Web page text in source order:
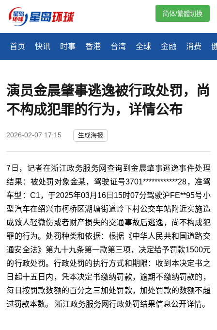
首页 快讯 时事 香港 台湾 全球 金融 消费
简体/繁體切換
演员金晨肇事逃逸被行政处罚，尚
不构成犯罪的行为，详情公布
2026-02-07 17:15 生成海报
7日，记者在浙江政务服务网查询到金晨肇事逃逸事件处理
结果：被处罚对象金某，驾驶证号3701************28，准驾
车型：C1，于2025年03月16日15时07分驾驶沪FE**95号小
型汽车在绍兴市柯桥区湖塘街道岭下村公交车站附近实施造
成致人轻微伤或者财产损失的交通事故后逃逸，尚不构成犯
罪的行为。处罚种类和依据：根据《中华人民共和国道路交
通安全法》第九十九条第一款第三项，决定给予罚款1500元
的行政处罚。行政处罚的执行方式和期限：收到本决定书之
日起十五日内，凭本决定书缴纳罚款，逾期不缴纳罚款的，
每日按罚款数额的百分之三加处罚款，加处罚款的数额不超
过罚款本数。 浙江政务服务网行政处罚结果信息公开详情。